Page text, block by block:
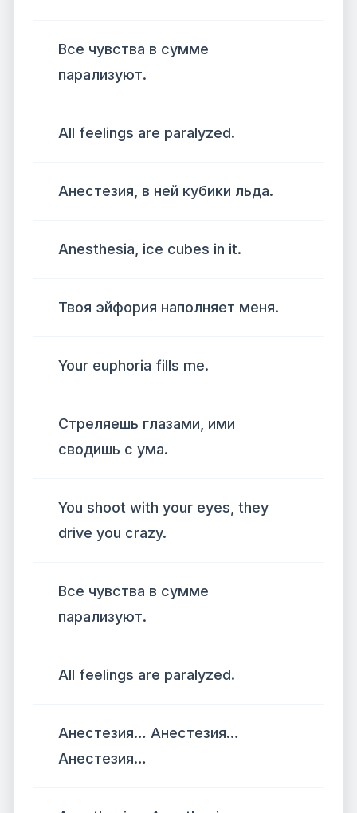
Все чувства в сумме
парализуют.
All feelings are paralyzed.
Анестезия, в ней кубики льда.
Anesthesia, ice cubes in it.
Твоя эйфория наполняет меня.
Your euphoria fills me.
Стреляешь глазами, ими
сводишь с ума.
You shoot with your eyes, they
drive you crazy.
Все чувства в сумме
парализуют.
All feelings are paralyzed.
Анестезия… Анестезия…
Анестезия…